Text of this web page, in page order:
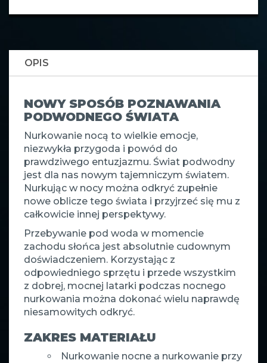
OPIS
NOWY SPOSÓB POZNAWANIA
PODWODNEGO ŚWIATA
Nurkowanie nocą to wielkie emocje,
niezwykła przygoda i powód do
prawdziwego entuzjazmu. Świat podwodny
jest dla nas nowym tajemniczym światem.
Nurkując w nocy można odkryć zupełnie
nowe oblicze tego świata i przyjrzeć się mu z
całkowicie innej perspektywy.
Przebywanie pod woda w momencie
zachodu słońca jest absolutnie cudownym
doświadczeniem. Korzystając z
odpowiedniego sprzętu i przede wszystkim
z dobrej, mocnej latarki podczas nocnego
nurkowania można dokonać wielu naprawdę
niesamowitych odkryć.
ZAKRES MATERIAŁU
Nurkowanie nocne a nurkowanie przy